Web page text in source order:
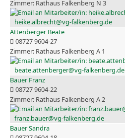
Rathaus Falkenberg N 3
heike.albrecht@vg-falkenberg.de
Attenberger Beate
08727 9604-27
Rathaus Falkenberg A 1
beate.attenberger@vg-falkenberg.de
Bauer Franz
08727 9604-22
Rathaus Falkenberg A 2
franz.bauer@vg-falkenberg.de
Bauer Sandra